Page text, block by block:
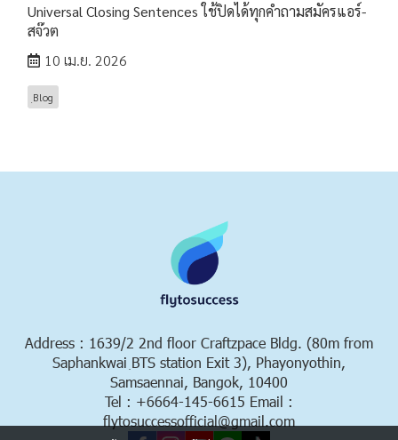
Universal Closing Sentences ใช้ปิดได้ทุกคำถามสมัครแอร์-
สจ๊วต
10 เม.ย. 2026
ฺBlog
Address : 1639/2 2nd floor Craftzpace Bldg. (80m from
Saphankwai ฺBTS station Exit 3), Phayonyothin,
Samsaennai, Bangok, 10400
Tel : +6664-145-6615 Email :
flytosuccessofficial@gmail.com